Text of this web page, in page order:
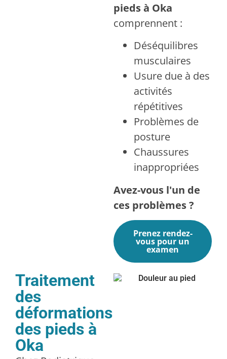
pieds à Oka
comprennent :
Déséquilibres
musculaires
Usure due à des
activités
répétitives
Problèmes de
posture
Chaussures
inappropriées
Avez-vous l'un de
ces problèmes ?
Prenez rendez-
vous pour un
examen
Traitement
des
déformations
des pieds à
Oka